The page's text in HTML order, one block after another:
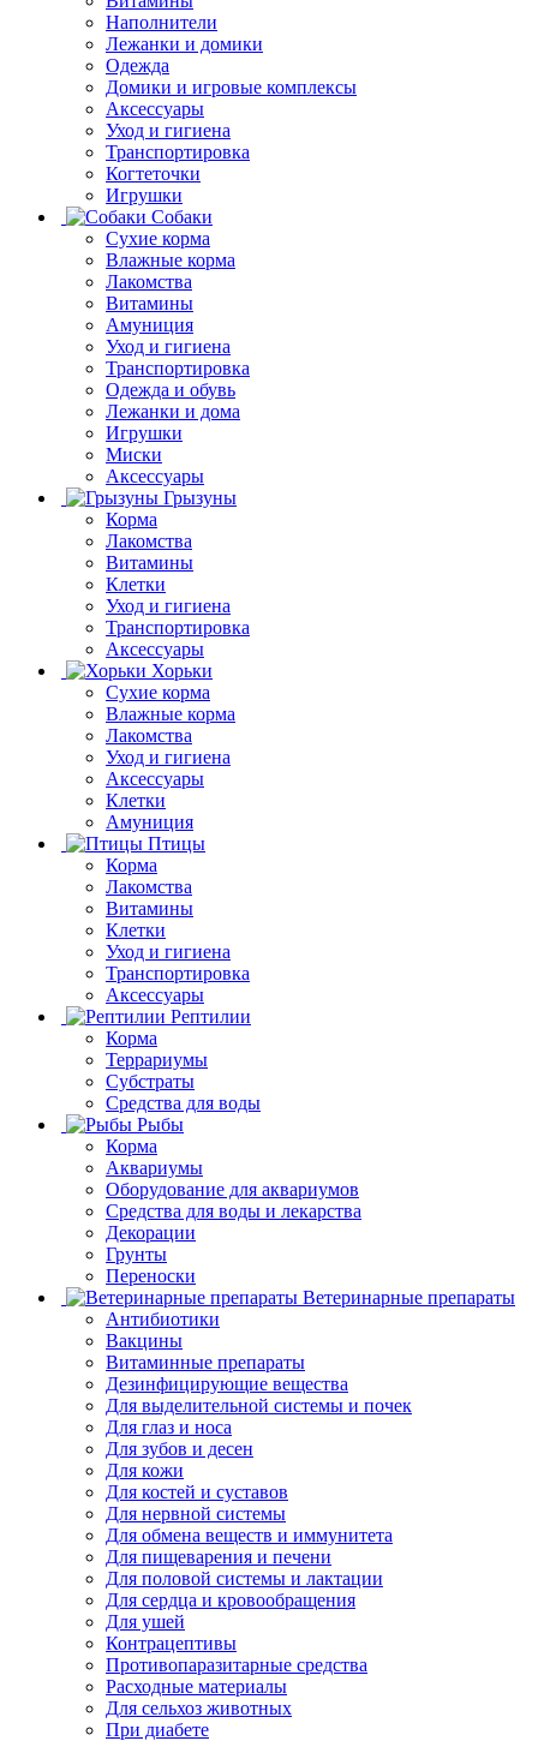
Наполнители
Лежанки и домики
Одежда
Домики и игровые комплексы
Аксессуары
Уход и гигиена
Транспортировка
Когтеточки
Игрушки
Собаки
Сухие корма
Влажные корма
Лакомства
Витамины
Амуниция
Уход и гигиена
Транспортировка
Одежда и обувь
Лежанки и дома
Игрушки
Миски
Аксессуары
Грызуны
Корма
Лакомства
Витамины
Клетки
Уход и гигиена
Транспортировка
Аксессуары
Хорьки
Сухие корма
Влажные корма
Лакомства
Уход и гигиена
Аксессуары
Клетки
Амуниция
Птицы
Корма
Лакомства
Витамины
Клетки
Уход и гигиена
Транспортировка
Аксессуары
Рептилии
Корма
Террариумы
Субстраты
Средства для воды
Рыбы
Корма
Аквариумы
Оборудование для аквариумов
Средства для воды и лекарства
Декорации
Грунты
Переноски
Ветеринарные препараты
Антибиотики
Вакцины
Витаминные препараты
Дезинфицирующие вещества
Для выделительной системы и почек
Для глаз и носа
Для зубов и десен
Для кожи
Для костей и суставов
Для нервной системы
Для обмена веществ и иммунитета
Для пищеварения и печени
Для половой системы и лактации
Для сердца и кровообращения
Для ушей
Контрацептивы
Противопаразитарные средства
Расходные материалы
Для сельхоз животных
При диабете